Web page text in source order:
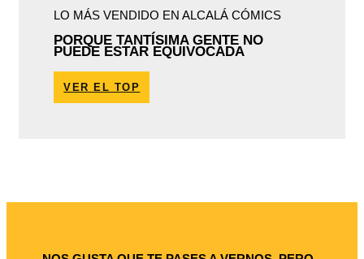
LO MÁS VENDIDO EN ALCALÁ CÓMICS
PORQUE TANTÍSIMA GENTE NO
PUEDE ESTAR EQUIVOCADA
VER EL TOP